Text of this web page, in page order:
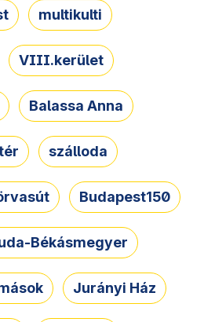
multikulti
VIII.kerület
Balassa Anna
szálloda
Budapest150
Békásmegyer
Jurányi Ház